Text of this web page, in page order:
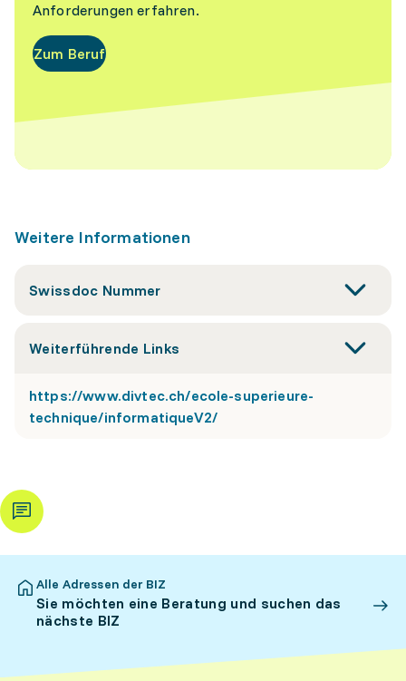
Anforderungen erfahren.
Zum Beruf
Weitere Informationen
Swissdoc Nummer
Weiterführende Links
https://www.divtec.ch/ecole-superieure-
technique/informatiqueV2/
Alle Adressen der BIZ
Sie möchten eine Beratung und suchen das
nächste BIZ